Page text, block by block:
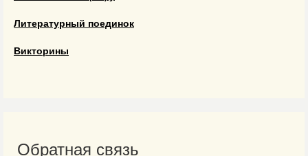
Литературный поединок
Викторины
Обратная связь